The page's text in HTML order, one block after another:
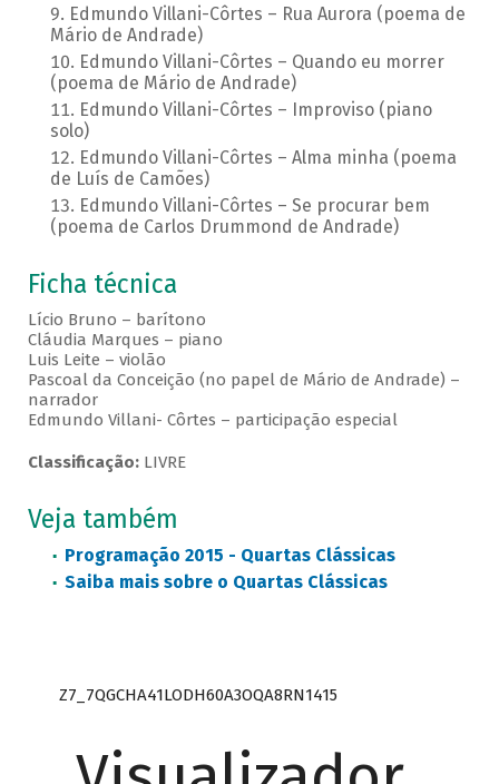
Edmundo Villani-Côrtes – Rua Aurora (poema de
Mário de Andrade)
Edmundo Villani-Côrtes – Quando eu morrer
(poema de Mário de Andrade)
Edmundo Villani-Côrtes – Improviso (piano
solo)
Edmundo Villani-Côrtes – Alma minha (poema
de Luís de Camões)
Edmundo Villani-Côrtes – Se procurar bem
(poema de Carlos Drummond de Andrade)
Ficha técnica
Lício Bruno – barítono
Cláudia Marques – piano
Luis Leite – violão
Pascoal da Conceição (no papel de Mário de Andrade) –
narrador
Edmundo Villani- Côrtes – participação especial
Classificação:LIVRE
Veja também
Programação 2015 - Quartas Clássicas
Saiba mais sobre o Quartas Clássicas
Z7_7QGCHA41LODH60A3OQA8RN1415